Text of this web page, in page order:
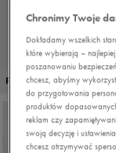
PROMO: DO -30%
Chronimy Twoje
Dokładamy wszelkich
które wybierają –
poszanowaniu
chcesz, abyśmy
do przygotowania
produktów
reklam czy
swoją decyzję i
chcesz otrzymywać